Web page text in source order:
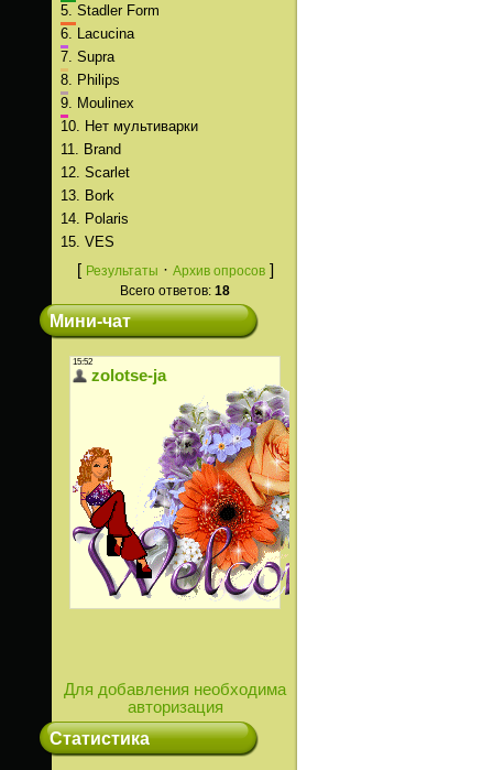
5. Stadler Form
6.
Lacucina
7. Supra
8.
Philips
9.
Moulinex
10.
Нет мультиварки
11.
Brand
12. Scarlet
13.
Bork
14.
Polaris
15. VES
[ Результаты · Архив опросов]
Всего ответов: 18
Мини-чат
Для добавления необходима
авторизация
Статистика